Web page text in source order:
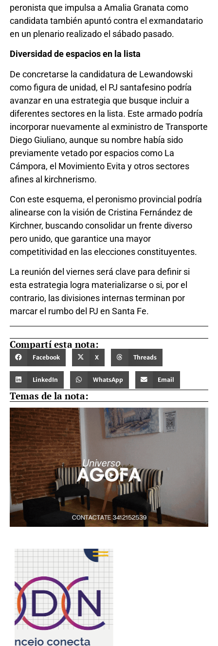
peronista que impulsa a Amalia Granata como
candidata también apuntó contra el exmandatario
en un plenario realizado el sábado pasado.
Diversidad de espacios en la lista
De concretarse la candidatura de Lewandowski
como figura de unidad, el PJ santafesino podría
avanzar en una estrategia que busque incluir a
diferentes sectores en la lista. Este armado podría
incorporar nuevamente al exministro de Transporte
Diego Giuliano, aunque su nombre había sido
previamente vetado por espacios como La
Cámpora, el Movimiento Evita y otros sectores
afines al kirchnerismo.
Con este esquema, el peronismo provincial podría
alinearse con la visión de Cristina Fernández de
Kirchner, buscando consolidar un frente diverso
pero unido, que garantice una mayor
competitividad en las elecciones constituyentes.
La reunión del viernes será clave para definir si
esta estrategia logra materializarse o si, por el
contrario, las divisiones internas terminan por
marcar el rumbo del PJ en Santa Fe.
Compartí esta nota:
Facebook X Threads
LinkedIn WhatsApp Email
Temas de la nota: